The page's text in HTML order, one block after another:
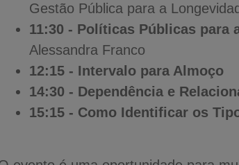
Gestão Pública para a
11:30 - Políticas Públicas para
Alessandra Franco
12:15 - Intervalo para Almoço
14:30 - Dependência e
15:15 - Como Identificar os